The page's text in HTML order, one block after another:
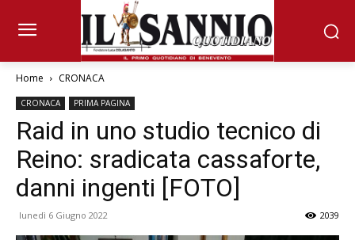
Home CRONACA
CRONACA PRIMA PAGINA
Raid in uno studio tecnico di
Reino: sradicata cassaforte,
danni ingenti [FOTO]
lunedì 6 Giugno 2022 2039